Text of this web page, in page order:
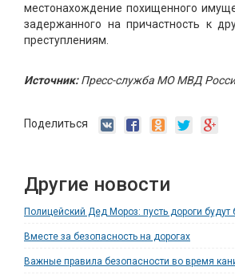
местонахождение похищенного
задержанного на причастность к
преступлениям.
Источник:Пресс-служба МО МВД
Поделиться
Другие новости
Полицейский Дед Мороз: пусть дороги
Вместе за безопасность на дорогах
Важные правила безопасности во время